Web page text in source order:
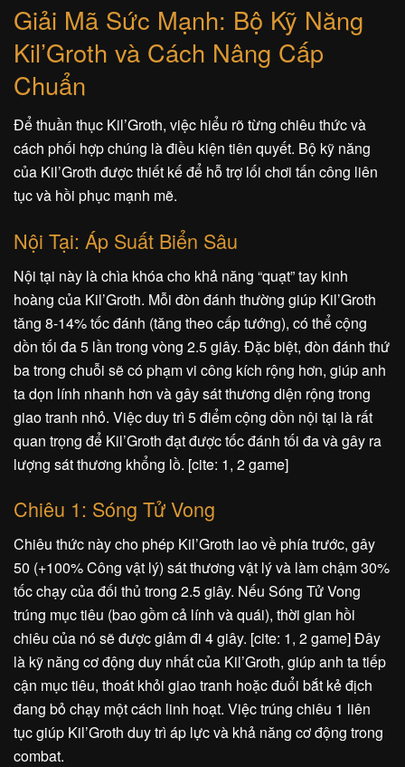
Giải Mã Sức Mạnh: Bộ Kỹ Năng
Kil’Groth và Cách Nâng Cấp
Chuẩn
Để thuần thục Kil’Groth, việc hiểu rõ từng chiêu thức và
cách phối hợp chúng là điều kiện tiên quyết. Bộ kỹ năng
của Kil’Groth được thiết kế để hỗ trợ lối chơi tấn công liên
tục và hồi phục mạnh mẽ.
Nội Tại: Áp Suất Biển Sâu
Nội tại này là chìa khóa cho khả năng “quạt” tay kinh
hoàng của Kil’Groth. Mỗi đòn đánh thường giúp Kil’Groth
tăng 8-14% tốc đánh (tăng theo cấp tướng), có thể cộng
dồn tối đa 5 lần trong vòng 2.5 giây. Đặc biệt, đòn đánh thứ
ba trong chuỗi sẽ có phạm vi công kích rộng hơn, giúp anh
ta dọn lính nhanh hơn và gây sát thương diện rộng trong
giao tranh nhỏ. Việc duy trì 5 điểm cộng dồn nội tại là rất
quan trọng để Kil’Groth đạt được tốc đánh tối đa và gây ra
lượng sát thương khổng lồ. [cite: 1, 2 game]
Chiêu 1: Sóng Tử Vong
Chiêu thức này cho phép Kil’Groth lao về phía trước, gây
50 (+100% Công vật lý) sát thương vật lý và làm chậm 30%
tốc chạy của đối thủ trong 2.5 giây. Nếu Sóng Tử Vong
trúng mục tiêu (bao gồm cả lính và quái), thời gian hồi
chiêu của nó sẽ được giảm đi 4 giây. [cite: 1, 2 game] Đây
là kỹ năng cơ động duy nhất của Kil’Groth, giúp anh ta tiếp
cận mục tiêu, thoát khỏi giao tranh hoặc đuổi bắt kẻ địch
đang bỏ chạy một cách linh hoạt. Việc trúng chiêu 1 liên
tục giúp Kil’Groth duy trì áp lực và khả năng cơ động trong
combat.